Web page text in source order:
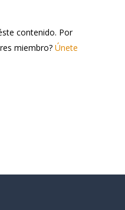
contenido. Por
miembro? Únete